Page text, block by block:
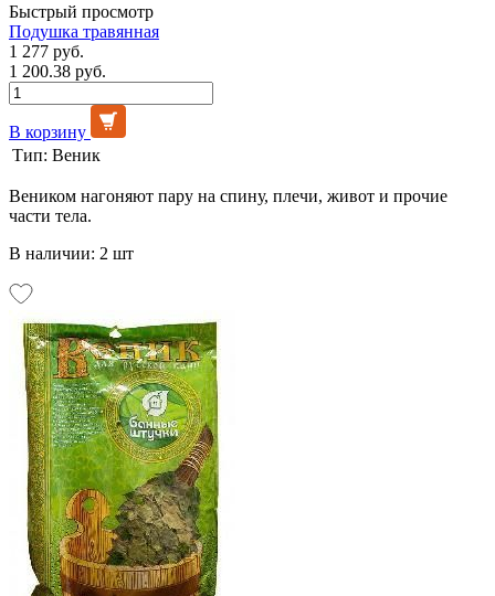
Быстрый просмотр
Подушка травянная
1 277 руб.
1 200.38 руб.
В корзину
Тип: Веник
Веником нагоняют пару на спину, плечи, живот и прочие
части тела.
В наличии: 2 шт